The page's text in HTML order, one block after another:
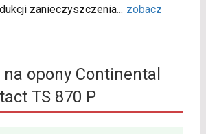
zanieczyszczenia... zobacz
na opony Continental
TS 870 P